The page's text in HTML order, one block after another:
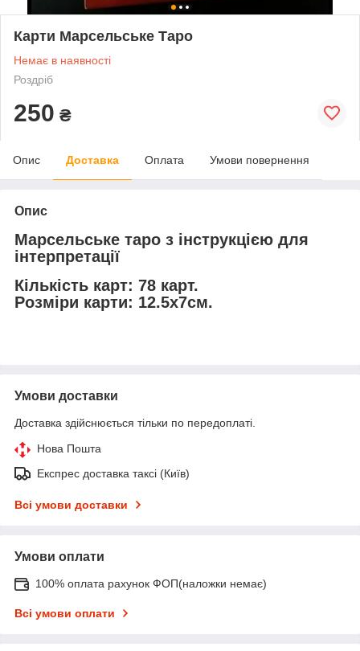
Карти Марсельське Таро
Немає в наявності
Роздріб
250 ₴
Опис Доставка Оплата Умови повернення
Опис
Марсельське таро з інструкцією для
інтерпретації
Кількість карт: 78 карт.
Розміри карти: 12.5х7см.
Умови доставки
Доставка здійснюється тільки по передоплаті.
Нова Пошта
Експрес доставка таксі (Київ)
Всі умови доставки
Умови оплати
100% оплата рахунок ФОП(наложки немає)
Всі умови оплати